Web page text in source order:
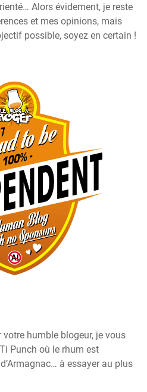
Alors évidement, je reste
et mes opinions, mais
possible, soyez en certain !
humble blogeur, je vous
Punch où le rhum est
à essayer au plus